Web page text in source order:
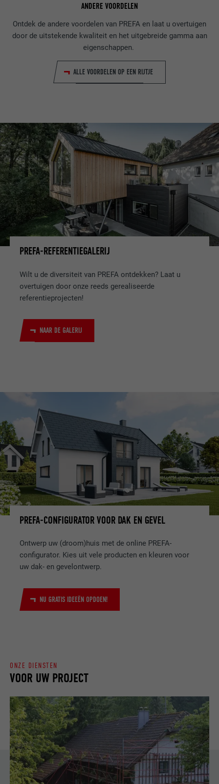
ANDERE VOORDELEN
Ontdek de andere voordelen van PREFA en laat u overtuigen
door de uitstekende kwaliteit en het uitgebreide gamma aan
eigenschappen.
ALLE VOORDELEN OP EEN RIJTJE
PREFA-REFERENTIEGALERIJ
Wilt u de diversiteit van PREFA ontdekken? Laat u
overtuigen door onze reeds gerealiseerde
referentieprojecten!
NAAR DE GALERIJ
PREFA-CONFIGURATOR VOOR DAK EN GEVEL
Ontwerp uw (droom)huis met de online PREFA-
configurator. Kies uit vele producten en kleuren voor
uw dak- en gevelontwerp.
NU GRATIS IDEEËN OPDOEN!
VOOR UW PROJECT
ONZE DIENSTEN